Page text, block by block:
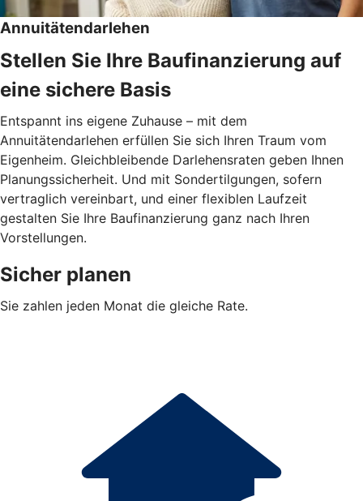
Annuitätendarlehen
Stellen Sie Ihre Baufinanzierung auf
eine sichere Basis
Entspannt ins eigene Zuhause – mit dem
Annuitätendarlehen erfüllen Sie sich Ihren Traum vom
Eigenheim. Gleichbleibende Darlehensraten geben Ihnen
Planungssicherheit. Und mit Sondertilgungen, sofern
vertraglich vereinbart, und einer flexiblen Laufzeit
gestalten Sie Ihre Baufinanzierung ganz nach Ihren
Vorstellungen.
Sicher planen
Sie zahlen jeden Monat die gleiche Rate.